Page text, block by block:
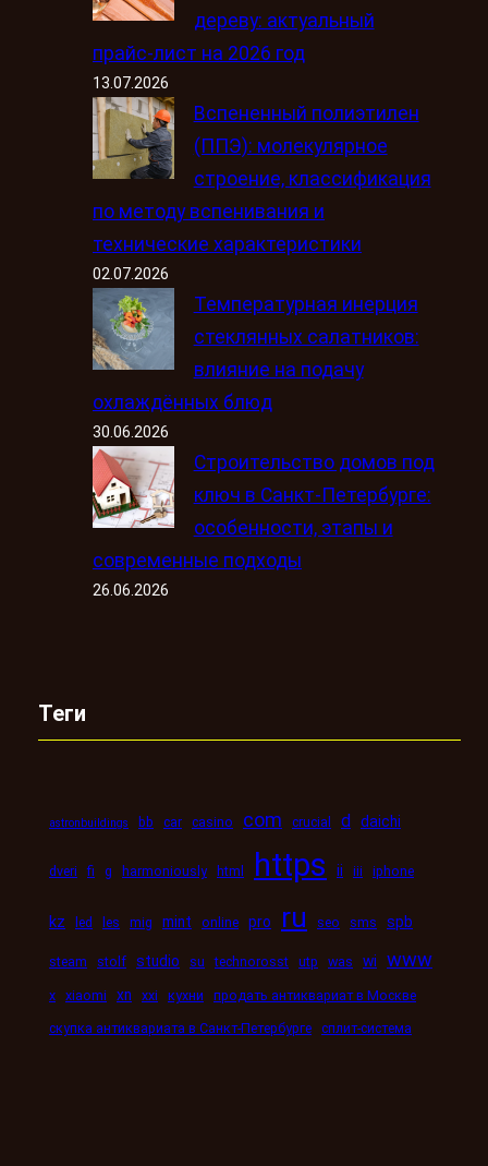
дереву: актуальный
прайс-лист на 2026 год
13.07.2026
Вспененный полиэтилен
(ППЭ): молекулярное
строение, классификация
по методу вспенивания и
технические характеристики
02.07.2026
Температурная инерция
стеклянных салатников:
влияние на подачу
охлаждённых блюд
30.06.2026
Строительство домов под
ключ в Санкт-Петербурге:
особенности, этапы и
современные подходы
26.06.2026
Теги
astronbuildings bb car casino com crucial d daichi
dveri fi g harmoniously html https ii iii iphone
kz led les mig mint online pro ru seo sms spb
steam stolf studio su technorosst utp was wi www
x xiaomi xn xxi кухни
продать антиквариат в Москве
скупка антиквариата в Санкт-Петербурге сплит-система